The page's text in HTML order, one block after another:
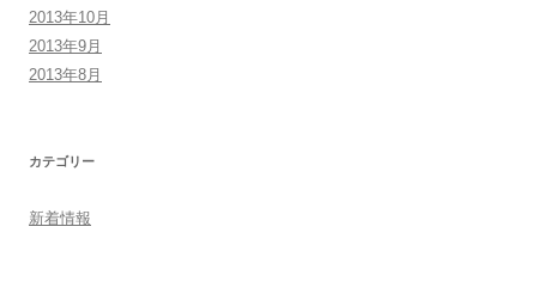
2013年10月
2013年9月
2013年8月
カテゴリー
新着情報